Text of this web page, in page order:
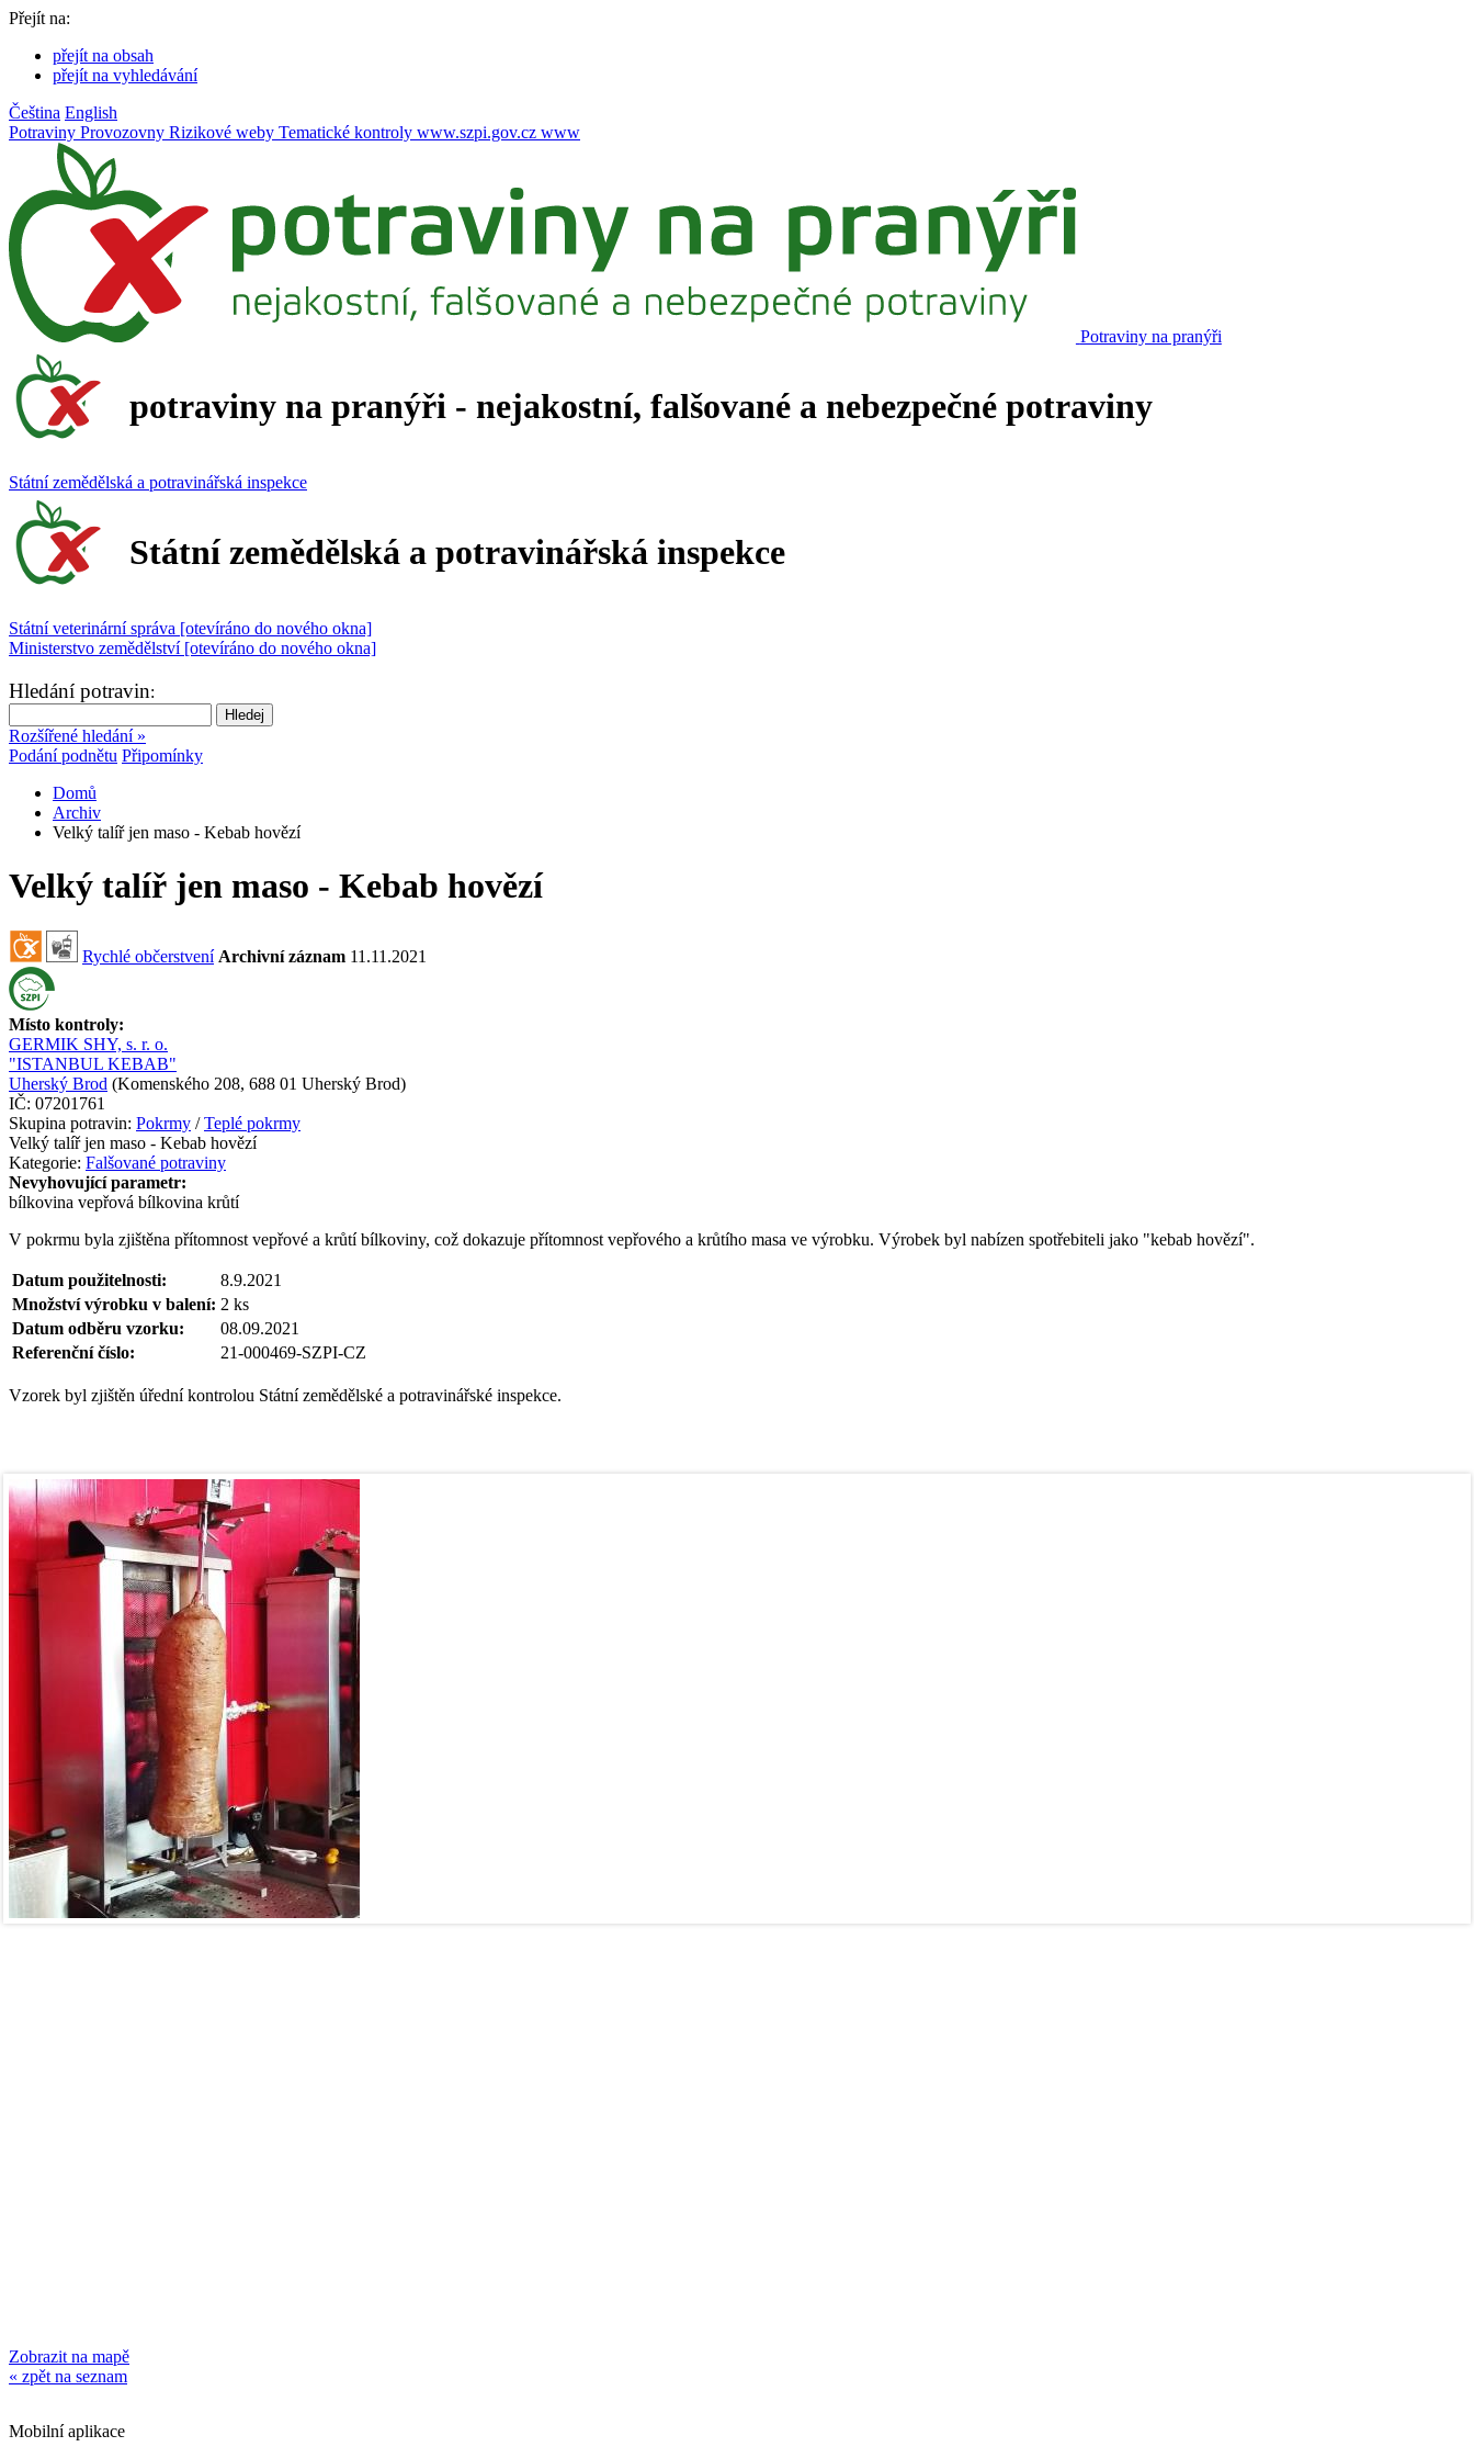
Přejít na:
přejít na obsah
přejít na vyhledávání
Čeština English
Potraviny Provozovny Rizikové weby Tematické kontroly www.szpi.gov.cz www
Potraviny na pranýři
potraviny na pranýři - nejakostní, falšované a nebezpečné potraviny
Státní zemědělská a potravinářská inspekce
Státní zemědělská a potravinářská inspekce
Státní veterinární správa [otevíráno do nového okna]
Ministerstvo zemědělství [otevíráno do nového okna]
Hledání potravin:
Rozšířené hledání »
Podání podnětu Připomínky
Domů
Archiv
Velký talíř jen maso - Kebab hovězí
Velký talíř jen maso - Kebab hovězí
Rychlé občerstvení Archivní záznam 11.11.2021
Místo kontroly:
GERMIK SHY, s. r. o.
"ISTANBUL KEBAB"
Uherský Brod (Komenského 208, 688 01 Uherský Brod)
IČ: 07201761
Skupina potravin: Pokrmy /Teplé pokrmy
Velký talíř jen maso - Kebab hovězí
Kategorie: Falšované potraviny
Nevyhovující parametr:
bílkovina vepřová bílkovina krůtí
V pokrmu byla zjištěna přítomnost vepřové a krůtí bílkoviny, což dokazuje přítomnost vepřového a krůtího masa ve výrobku. Výrobek byl nabízen spotřebiteli jako "kebab hovězí".
Datum použitelnosti:
8.9.2021
Množství výrobku v balení: 2 ks
Datum odběru vzorku:
08.09.2021
Referenční číslo:
21-000469-SZPI-CZ
Vzorek byl zjištěn úřední kontrolou Státní zemědělské a potravinářské inspekce.
Zobrazit na mapě
« zpět na seznam
Mobilní aplikace